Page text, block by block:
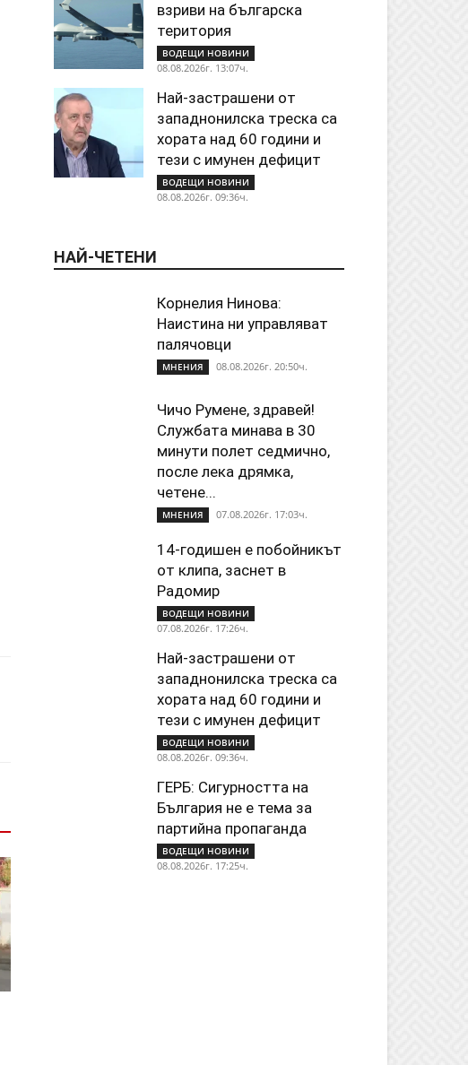
взриви на българска
територия
ВОДЕЩИ НОВИНИ
08.08.2026г. 13:07ч.
Най-застрашени от
западнонилска треска са
хората над 60 години и
тези с имунен дефицит
ВОДЕЩИ НОВИНИ
08.08.2026г. 09:36ч.
НАЙ-ЧЕТЕНИ
Корнелия Нинова:
Наистина ни управляват
палячовци
МНЕНИЯ 08.08.2026г. 20:50ч.
Чичо Румене, здравей!
Службата минава в 30
минути полет седмично,
после лека дрямка,
четене...
МНЕНИЯ 07.08.2026г. 17:03ч.
14-годишен е побойникът
от клипа, заснет в
Радомир
ВОДЕЩИ НОВИНИ
07.08.2026г. 17:26ч.
Най-застрашени от
западнонилска треска са
хората над 60 години и
тези с имунен дефицит
ВОДЕЩИ НОВИНИ
08.08.2026г. 09:36ч.
ГЕРБ: Сигурността на
България не е тема за
партийна пропаганда
ВОДЕЩИ НОВИНИ
08.08.2026г. 17:25ч.